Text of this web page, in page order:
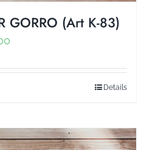
GORRO (Art K-83)
Details